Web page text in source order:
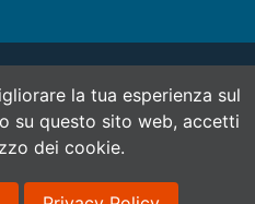
del Gruppo SinerVis Company
N.Rea: MI - 1988928
di formazione accreditato alla
Cookie Policy
la tua esperienza sul
su questo sito web, accetti
dei cookie.